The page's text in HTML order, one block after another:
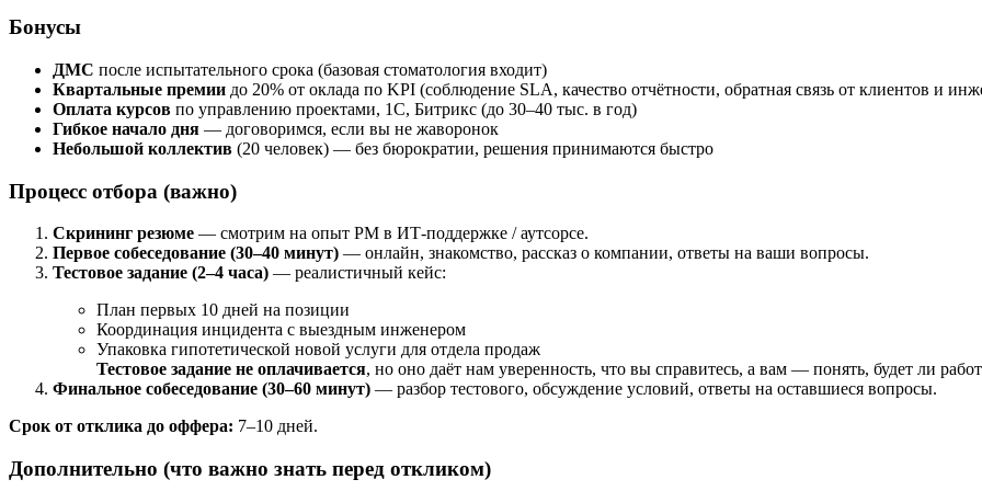
Бонусы
ДМС после испытательного срока (базовая стоматология входит)
Квартальные премии до 20% от оклада по KPI (соблюдение SLA, качество отчётности, обратная связь от клиентов и
Оплата курсов по управлению проектами, 1С, Битрикс (до 30–40 тыс. в год)
Гибкое начало дня — договоримся, если вы не жаворонок
Небольшой коллектив (20 человек) — без бюрократии, решения принимаются быстро
Процесс отбора (важно)
Скрининг резюме — смотрим на опыт PM в ИТ-поддержке / аутсорсе.
Первое собеседование (30–40 минут) — онлайн, знакомство, рассказ о компании, ответы на ваши вопросы.
Тестовое задание (2–4 часа) — реалистичный кейс:
План первых 10 дней на позиции
Координация инцидента с выездным инженером
Упаковка гипотетической новой услуги для отдела продаж
Тестовое задание не оплачивается, но оно даёт нам уверенность, что вы справитесь, а вам — понять, будет ли
Финальное собеседование (30–60 минут) — разбор тестового, обсуждение условий, ответы на оставшиеся вопросы.
Срок от отклика до оффера: 7–10 дней.
Дополнительно (что важно знать перед откликом)